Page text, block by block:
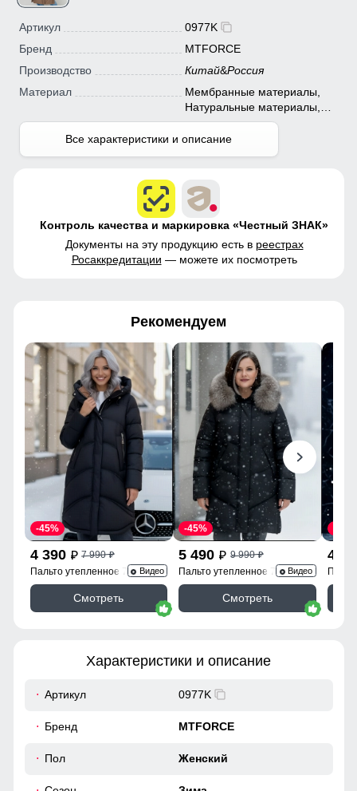
Артикул
0977K
Бренд
MTFORCE
Производство
Китай&Россия
Материал
Мембранные материалы,
Натуральные материалы,
Полиэстер, Плащевка,
Тефлон, Ткань, Экологичные
Все характеристики и описание
Контроль качества и маркировка «Честный ЗНАК»
Документы на эту продукцию есть в реестрах
Росаккредитации — можете их посмотреть
Рекомендуем
4 390 p 7 990p
-45%
Пальто утепленное 7747Ch
Видео
Смотреть
5 490 p 9 990p
-45%
Пальто утепленное 7745Ch
Видео
Смотреть
4
Характеристики и описание
Артикул 0977K
Бренд MTFORCE
Пол Женский